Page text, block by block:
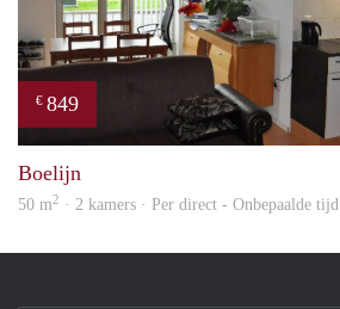
€ 849
Boelijn
50 m2 · 2 kamers · Per direct - Onbepaalde tijd